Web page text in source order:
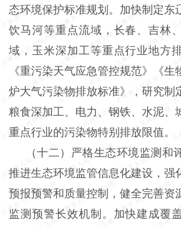
态环境保护标准规划。加快制定东
饮马河等重点流域，长春、吉林
域，玉米深加工等重点行业地方
《重污染天气应急管控规范》《生
炉大气污染物排放标准》，研究制
粮食深加工、电力、钢铁、水泥、
重点行业的污染物特别排放限值。
（十二）严格生态环境监测和
推进生态环境监管信息化建设，强
预报预警和质量控制，健全完善资
监测预警长效机制。加快建成覆